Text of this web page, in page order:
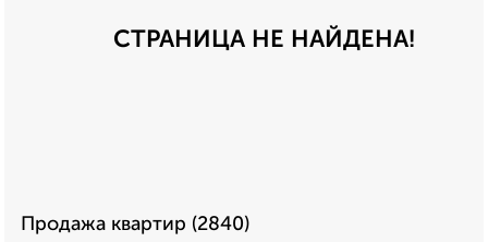
СТРАНИЦА НЕ НАЙДЕНА!
Продажа квартир (2840)